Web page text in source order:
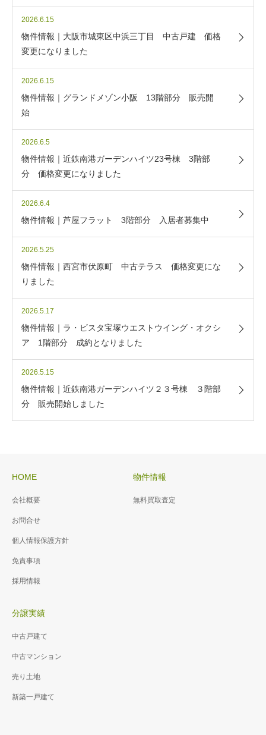
2026.6.15
物件情報｜大阪市城東区中浜三丁目 中古戸建 価格
変更になりました
2026.6.15
物件情報｜グランドメゾン小阪 13階部分 販売開
始
2026.6.5
物件情報｜近鉄南港ガーデンハイツ23号棟 3階部
分 価格変更になりました
2026.6.4
物件情報｜芦屋フラット 3階部分 入居者募集中
2026.5.25
物件情報｜西宮市伏原町 中古テラス 価格変更にな
りました
2026.5.17
物件情報｜ラ・ビスタ宝塚ウエストウイング・オクシ
ア 1階部分 成約となりました
2026.5.15
物件情報｜近鉄南港ガーデンハイツ２３号棟 ３階部
分 販売開始しました
HOME
会社概要
お問合せ
個人情報保護方針
免責事項
採用情報
物件情報
無料買取査定
分譲実績
中古戸建て
中古マンション
売り土地
新築一戸建て